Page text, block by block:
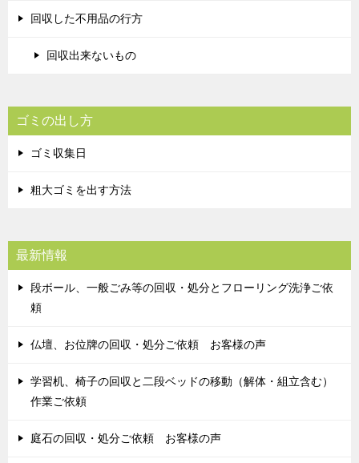
回収した不用品の行方
回収出来ないもの
ゴミの出し方
ゴミ収集日
粗大ゴミを出す方法
最新情報
段ボール、一般ごみ等の回収・処分とフローリング洗浄ご依
頼
仏壇、お位牌の回収・処分ご依頼 お客様の声
学習机、椅子の回収と二段ベッドの移動（解体・組立含む）
作業ご依頼
庭石の回収・処分ご依頼 お客様の声